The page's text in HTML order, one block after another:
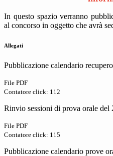
In questo spazio verranno
al concorso in oggetto che avrà
Allegati
Pubblicazione calendario
File PDF
Contatore click: 112
Rinvio sessioni di prova orale del
File PDF
Contatore click: 115
Pubblicazione calendario prove